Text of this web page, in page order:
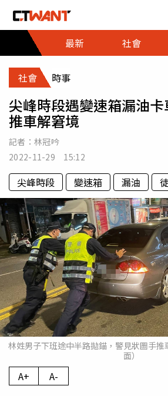
最新
社會
社會 時事
尖峰時段遇變速箱漏油
推車解窘境
記者： 林冠吟
2022-11-29 15:12
尖峰時段 變速箱 漏油
林姓男子下班途中半路拋錨，警見狀圖手
面）
A+ A-